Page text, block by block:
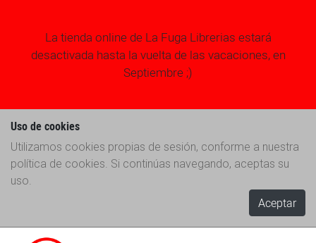
La tienda online de La Fuga Librerias estará
desactivada hasta la vuelta de las vacaciones, en
Septiembre ;)
Uso de cookies
Utilizamos cookies propias de sesión, conforme a nuestra
política de cookies. Si continúas navegando, aceptas su
uso.
Aceptar